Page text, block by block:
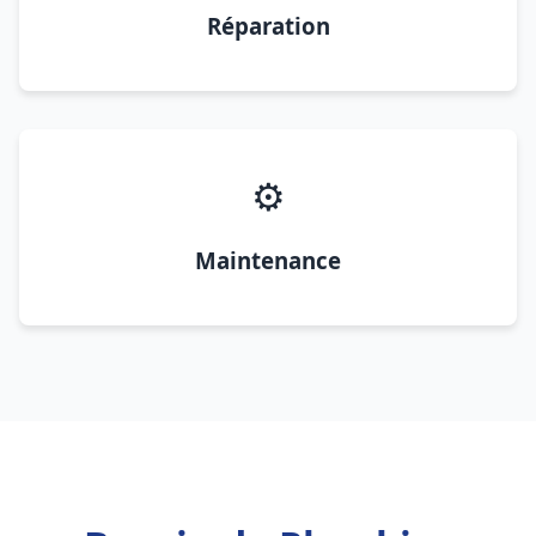
Réparation
⚙️
Maintenance